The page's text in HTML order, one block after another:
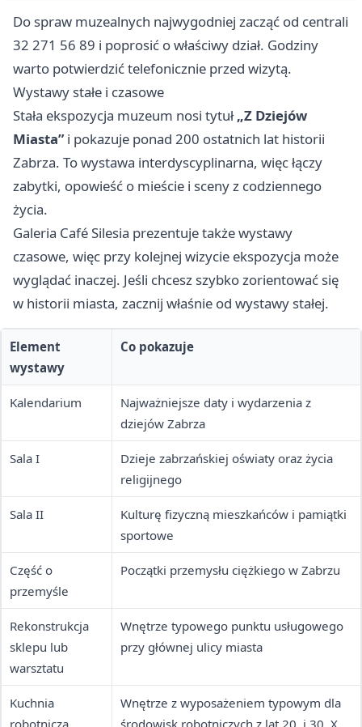
Do spraw muzealnych najwygodniej zacząć od centrali
32 271 56 89 i poprosić o właściwy dział. Godziny
warto potwierdzić telefonicznie przed wizytą.
Wystawy stałe i czasowe
Stała ekspozycja muzeum nosi tytuł„Z Dziejów
Miasta”i pokazuje ponad 200 ostatnich lat historii
Zabrza. To wystawa interdyscyplinarna, więc łączy
zabytki, opowieść o mieście i sceny z codziennego
życia.
Galeria Café Silesia prezentuje także wystawy
czasowe, więc przy kolejnej wizycie ekspozycja może
wyglądać inaczej. Jeśli chcesz szybko zorientować się
w historii miasta, zacznij właśnie od wystawy stałej.
Element
wystawy
Co pokazuje
Kalendarium
Najważniejsze daty i wydarzenia z
dziejów Zabrza
Sala I
Dzieje zabrzańskiej oświaty oraz życia
religijnego
Sala II
Kulturę fizyczną mieszkańców i pamiątki
sportowe
Część o
przemyśle
Początki przemysłu ciężkiego w Zabrzu
Rekonstrukcja
sklepu lub
warsztatu
Wnętrze typowego punktu usługowego
przy głównej ulicy miasta
Kuchnia
Wnętrze z wyposażeniem typowym dla